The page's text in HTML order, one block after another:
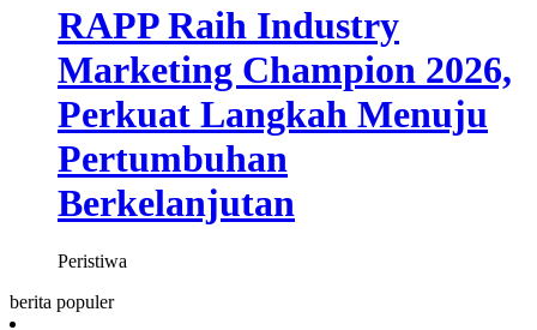
RAPP Raih Industry
Marketing Champion 2026,
Perkuat Langkah Menuju
Pertumbuhan
Berkelanjutan
Peristiwa
berita populer